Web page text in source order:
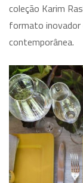
coleção Karim
formato inovador
contemporânea.